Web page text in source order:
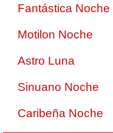
Fantástica Noche
Motilon Noche
Astro Luna
Sinuano Noche
Caribeña Noche